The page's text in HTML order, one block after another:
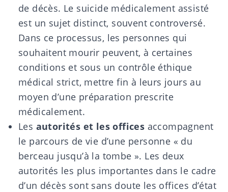
de décès. Le suicide médicalement assisté
est un sujet distinct, souvent controversé.
Dans ce processus, les personnes qui
souhaitent mourir peuvent, à certaines
conditions et sous un contrôle éthique
médical strict, mettre fin à leurs jours au
moyen d’une préparation prescrite
médicalement.
Les autorités et les offices accompagnent
le parcours de vie d’une personne « du
berceau jusqu’à la tombe ». Les deux
autorités les plus importantes dans le cadre
d’un décès sont sans doute les offices d’état